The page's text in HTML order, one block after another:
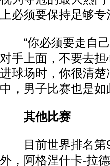
上必须要保持足够专
“你必须要走自己
对手上面，不要去担
进球场时，你很清
中，男子比赛也是如
其他比赛
目前世界排名第9
外，阿格涅什卡-拉